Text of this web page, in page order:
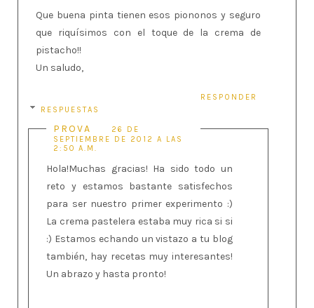
Que buena pinta tienen esos piononos y seguro
que riquísimos con el toque de la crema de
pistacho!!
Un saludo,
RESPONDER
RESPUESTAS
PROVA
26 DE
SEPTIEMBRE DE 2012 A LAS
2:50 A.M.
Hola!Muchas gracias! Ha sido todo un
reto y estamos bastante satisfechos
para ser nuestro primer experimento :)
La crema pastelera estaba muy rica si si
:) Estamos echando un vistazo a tu blog
también, hay recetas muy interesantes!
Un abrazo y hasta pronto!